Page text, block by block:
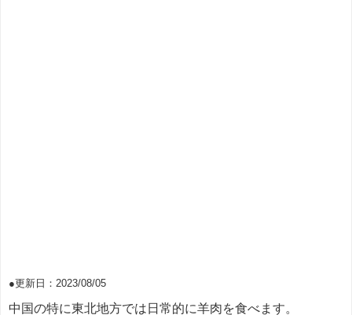
●更新日：2023/08/05
中国の特に東北地方では日常的に羊肉を食べます。